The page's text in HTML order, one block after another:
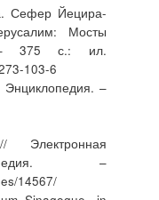
Сефер Йецира-
Мосты
– 375 с.: ил.
103-6
–
Электронная
–
14567/